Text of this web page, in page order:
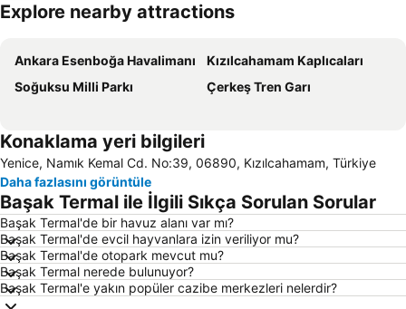
Haritayı genişlet
Explore nearby attractions
Ankara Esenboğa Havalimanı
Kızılcahamam Kaplıcaları
Soğuksu Milli Parkı
Çerkeş Tren Garı
Konaklama yeri bilgileri
Yenice, Namık Kemal Cd. No:39, 06890, Kızılcahamam, Türkiye
Daha fazlasını görüntüle
Başak Termal ile İlgili Sıkça Sorulan Sorular
Başak Termal'de bir havuz alanı var mı?
Başak Termal'de evcil hayvanlara izin veriliyor mu?
Başak Termal'de otopark mevcut mu?
Başak Termal nerede bulunuyor?
Başak Termal'e yakın popüler cazibe merkezleri nelerdir?